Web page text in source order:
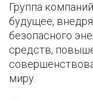
Группа
будущее,
безопасного
средств,
миру.